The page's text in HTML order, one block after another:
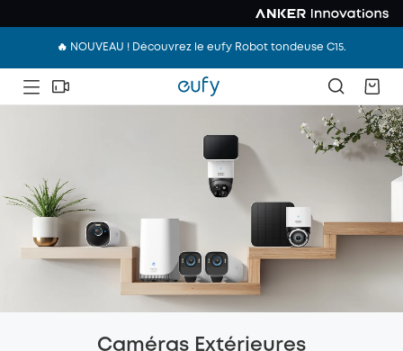
🔥 NOUVEAU ! Découvrez le eufy Robot tondeuse C15.
Caméras Extérieures